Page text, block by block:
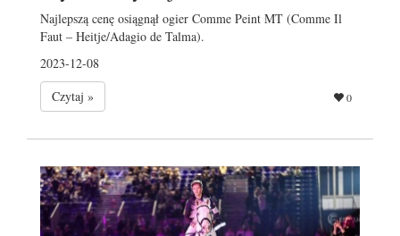
Najlepszą cenę osiągnął ogier Comme Peint MT (Comme Il
Faut – Heitje/Adagio de Talma).
2023-12-08
Czytaj »
0